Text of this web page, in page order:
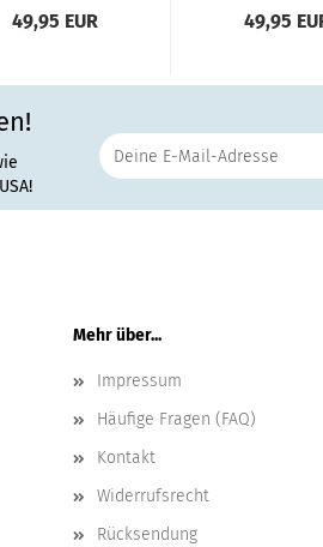
49,95 EUR 49,95
Mehr über...
Impressum
Häufige Fragen (FAQ)
Kontakt
Widerrufsrecht
Rücksendung